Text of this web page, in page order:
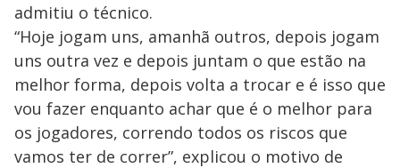
admitiu o técnico.
“Hoje jogam uns, amanhã outros, depois jogam
uns outra vez e depois juntam o que estão na
melhor forma, depois volta a trocar e é isso que
vou fazer enquanto achar que é o melhor para
os jogadores, correndo todos os riscos que
vamos ter de correr”, explicou o motivo de